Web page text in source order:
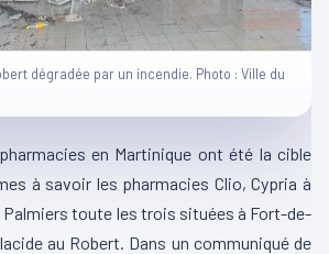
dégradée par un incendie. Photo : Ville du
en Martinique ont été la cible
à savoir les pharmacies Clio, Cypria à
Palmiers toute les trois situées à Fort-de-
au Robert. Dans un communiqué de